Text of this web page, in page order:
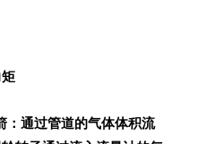
：通过管道的气体体积流